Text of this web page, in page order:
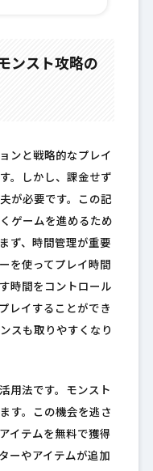
ンスト攻略の
ンと戦略的なプレイ
。しかし、課金せず
が必要です。この記
ゲームを進めるため
ず、時間管理が重要
を使ってプレイ時間
時間をコントロール
レイすることができ
スも取りやすくなり
用法です。モンスト
す。この機会を逃さ
イテムを無料で獲得
ーやアイテムが追加